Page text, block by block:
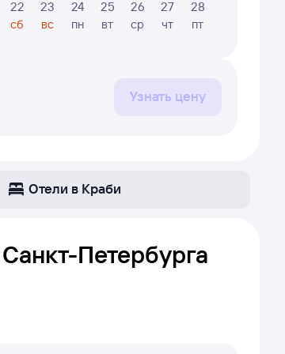
22
сб
23
вс
24
пн
25
вт
26
ср
27
чт
28
пт
Узнать цену
Отели в Краби
Петербурга